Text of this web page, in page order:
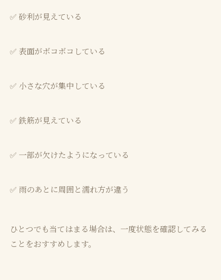
✅ 砂利が見えている
✅ 表面がボコボコしている
✅ 小さな穴が集中している
✅ 鉄筋が見えている
✅ 一部が欠けたようになっている
✅ 雨のあとに周囲と濡れ方が違う
ひとつでも当てはまる場合は、一度状態を確認してみる
ことをおすすめします。